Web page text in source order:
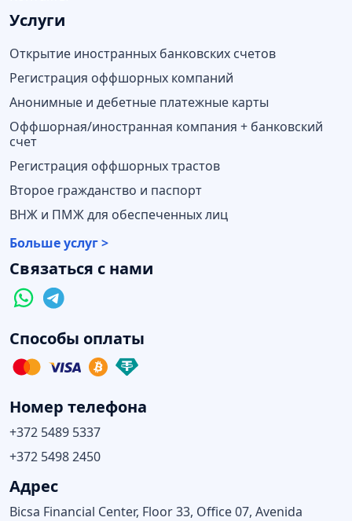
Услуги
Открытие иностранных банковских счетов
Регистрация оффшорных компаний
Анонимные и дебетные платежные карты
Оффшорная/иностранная компания + банковский
счет
Регистрация оффшорных трастов
Второе гражданство и паспорт
ВНЖ и ПМЖ для обеспеченных лиц
Больше услуг >
Связаться с нами
Способы оплаты
Номер телефона
+372 5489 5337
+372 5498 2450
Адрес
Bicsa Financial Center, Floor 33, Office 07, Avenida